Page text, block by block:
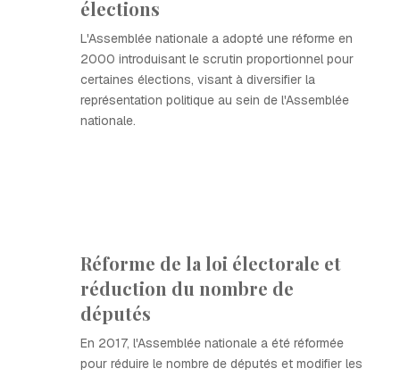
élections
L'Assemblée nationale a adopté une réforme en
2000 introduisant le scrutin proportionnel pour
certaines élections, visant à diversifier la
représentation politique au sein de l'Assemblée
nationale.
Réforme de la loi électorale et
réduction du nombre de
députés
En 2017, l'Assemblée nationale a été réformée
pour réduire le nombre de députés et modifier les